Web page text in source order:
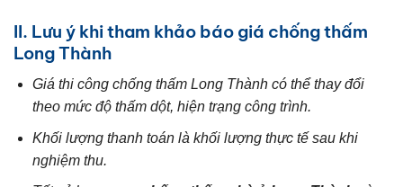
II. Lưu ý khi tham khảo báo giá chống thấm
Long Thành
Giá thi công chống thấm Long Thành có thể thay đổi
theo mức độ thấm dột, hiện trạng công trình.
Khối lượng thanh toán là khối lượng thực tế sau khi
nghiệm thu.